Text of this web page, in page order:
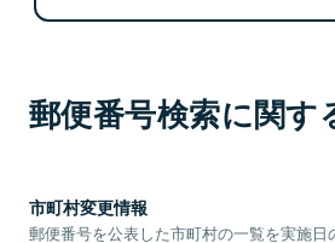
郵便番号検索に関す
市町村変更情報
郵便番号を公表した市町村の一覧を実施日